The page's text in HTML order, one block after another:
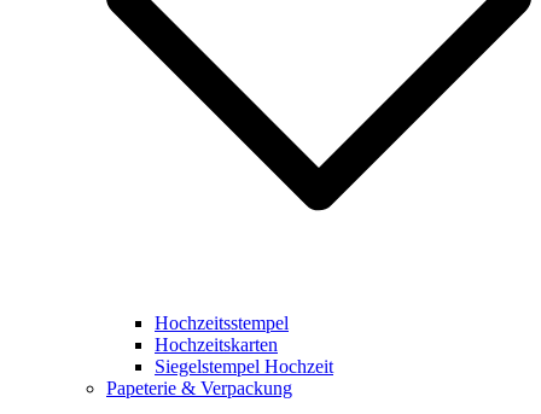
Hochzeitsstempel
Hochzeitskarten
Siegelstempel Hochzeit
Papeterie & Verpackung